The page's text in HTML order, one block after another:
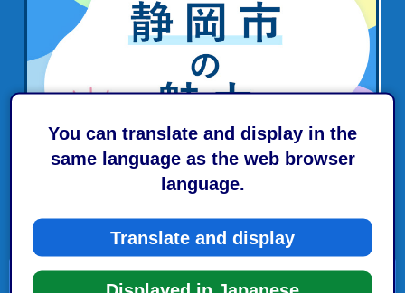
You can translate and display in the
same language as the web browser
language.
Translate and display
指定管理者制度